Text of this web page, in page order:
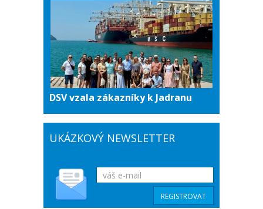
DSV vzala zákazníky k Jadranu
UKÁZKOVÝ NEWSLETTER